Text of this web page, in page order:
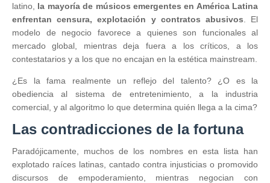
latino, la mayoría de músicos emergentes en América Latina
enfrentan censura, explotación y contratos abusivos . El
modelo de negocio favorece a quienes son funcionales al
mercado global, mientras deja fuera a los críticos, a los
contestatarios y a los que no encajan en la estética mainstream.
¿Es la fama realmente un reflejo del talento? ¿O es la
obediencia al sistema de entretenimiento, a la industria
comercial, y al algoritmo lo que determina quién llega a la cima?
Las contradicciones de la fortuna
Paradójicamente, muchos de los nombres en esta lista han
explotado raíces latinas, cantado contra injusticias o promovido
discursos de empoderamiento, mientras negocian con